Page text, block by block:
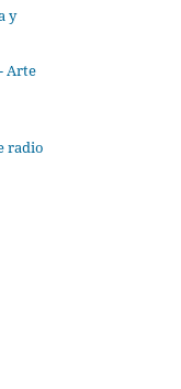
y
Arte
radio